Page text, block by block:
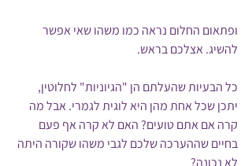
ופתאום החלום נראה כמו משהו שאי אפשר
להשיג. אצלכם בראש.
כל הבעיות שהעלתם הן "הגיוניות" לחלוטין,
יתכן שכל אחת מהן היא לוגית לגמרי. אבל מה
קרה אם אתם טועים? האם לא קרה אף פעם
בחיים שההערכה שלכם לגבי משהו שקורה היתה
לא נכונה?